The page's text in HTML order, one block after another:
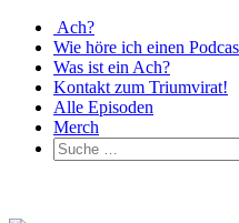
Ach?
Wie höre ich einen
Was ist ein Ach?
Kontakt zum Triumvirat!
Alle Episoden
Merch